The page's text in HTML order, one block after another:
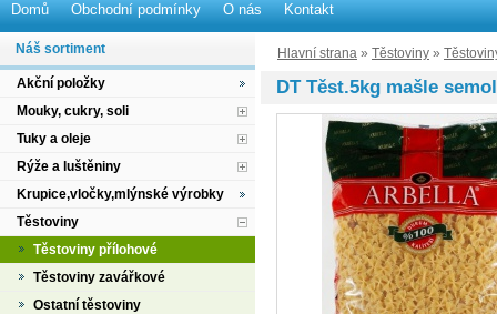
Hlavní strana » Těstoviny »
DT Těst.5kg mašle
Náš sortiment
Akční položky
Mouky, cukry, soli
Tuky a oleje
Rýže a luštěniny
Krupice,vločky,mlýnské výrobky
Těstoviny
Těstoviny přílohové
Těstoviny zavářkové
Ostatní těstoviny
Domů Obchodní podmínky O nás Kontakt